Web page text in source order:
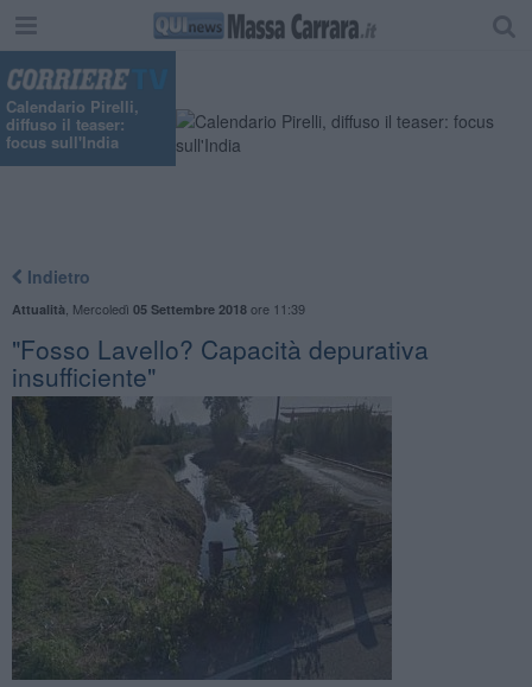
Calendario Pirelli,
diffuso il teaser:
focus sull'India
Indietro
Attualità Mercoledì 05 Settembre 2018ore 11:39
"Fosso Lavello? Capacità depurativa
insufficiente"